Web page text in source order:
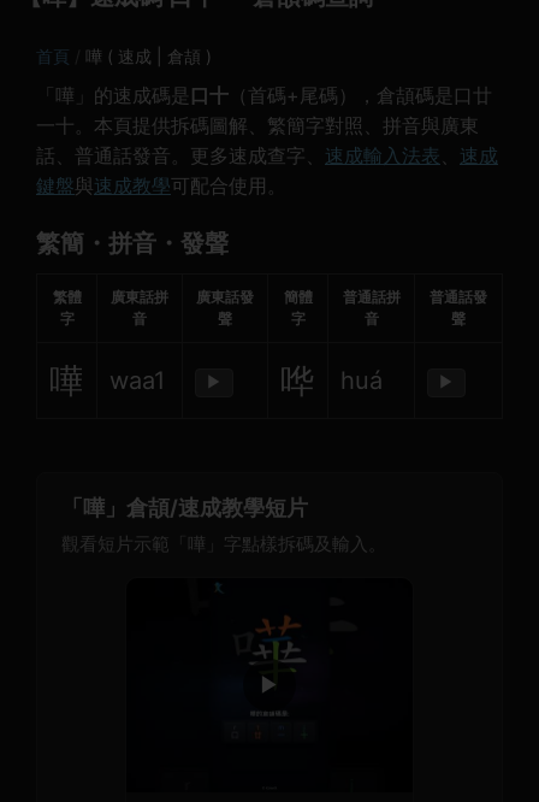
首頁 嘩 ( 速成 | 倉頡 )
「嘩」的速成碼是 口十 （首碼+尾碼），倉頡碼是口廿
一十。本頁提供拆碼圖解、繁簡字對照、拼音與廣東
話、普通話發音。更多速成查字、 速成輸入法表、 速成
鍵盤與速成教學可配合使用。
繁簡・拼音・發聲
繁體
字
廣東話拼
音
廣東話發
聲
簡體
字
普通話拼
音
普通話發
聲
嘩 waa1 ▶ 哗 huá ▶
「嘩」倉頡/速成教學短片
觀看短片示範「嘩」字點樣拆碼及輸入。
▶